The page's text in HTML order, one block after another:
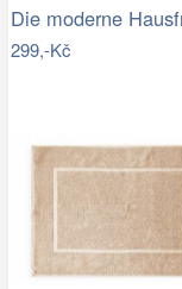
299,-Kč